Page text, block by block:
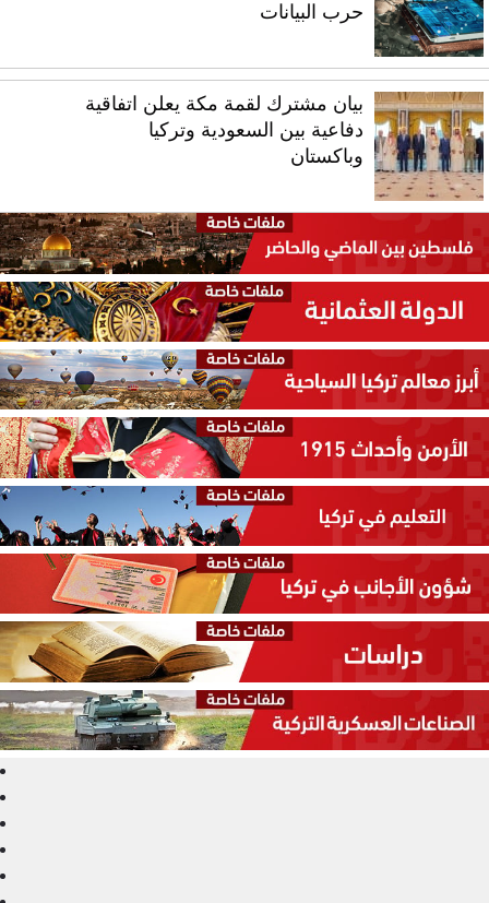
حرب البيانات
بيان مشترك لقمة مكة يعلن اتفاقية
دفاعية بين السعودية وتركيا
وباكستان